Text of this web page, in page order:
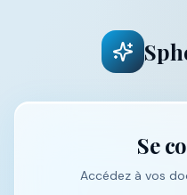
Se
Accédez à vos